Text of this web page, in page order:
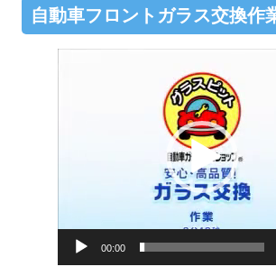
自動車フロントガラス交換作
画
プ
レ
ー
ヤ
ー
00:00